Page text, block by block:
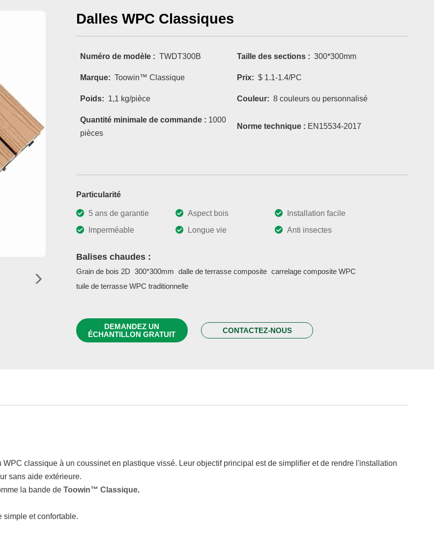
Dalles WPC Classiques
Numéro de modèle : TWDT300B Taille des sections : 300*300mm
Marque: Toowin™ Classique Prix: $ 1.1-1.4/PC
Poids: 1,1 kg/pièce Couleur: 8 couleurs ou personnalisé
Quantité minimale de commande : 1000
pièces
Norme technique : EN15534-2017
Particularité
5 ans de garantie Aspect bois
Installation facile
Imperméable
Longue vie Anti insectes
Balises chaudes :
Grain de bois 2D 300*300mm dalle de terrasse composite carrelage composite WPC
tuile de terrasse WPC traditionnelle
DEMANDEZ UN
ÉCHANTILLON GRATUIT
CONTACTEZ-NOUS
classique à un coussinet en plastique vissé. Leur objectif principal est de simplifier et de rendre l'installation
sans aide extérieure.
la bande de Toowin™ Classique.
simple et confortable.